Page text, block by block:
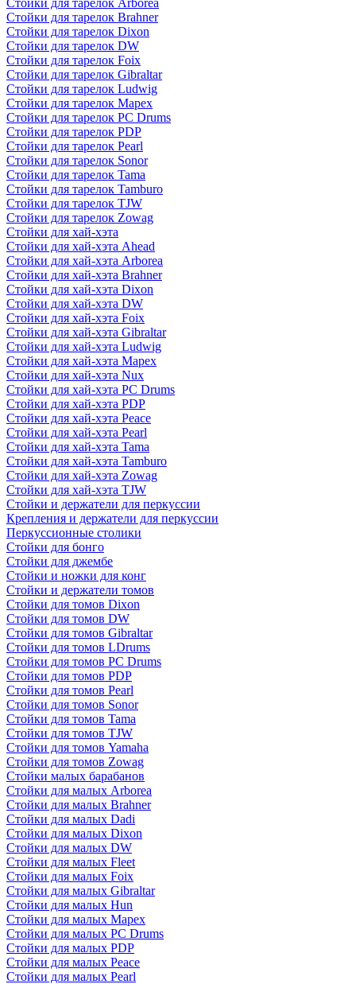
Стойки для тарелок Arborea
Стойки для тарелок Brahner
Стойки для тарелок Dixon
Стойки для тарелок DW
Стойки для тарелок Foix
Стойки для тарелок Gibraltar
Стойки для тарелок Ludwig
Стойки для тарелок Mapex
Стойки для тарелок PC Drums
Стойки для тарелок PDP
Стойки для тарелок Pearl
Стойки для тарелок Sonor
Стойки для тарелок Tama
Стойки для тарелок Tamburo
Стойки для тарелок TJW
Стойки для тарелок Zowag
Стойки для хай-хэта
Стойки для хай-хэта Ahead
Стойки для хай-хэта Arborea
Стойки для хай-хэта Brahner
Стойки для хай-хэта Dixon
Стойки для хай-хэта DW
Стойки для хай-хэта Foix
Стойки для хай-хэта Gibraltar
Стойки для хай-хэта Ludwig
Стойки для хай-хэта Mapex
Стойки для хай-хэта Nux
Стойки для хай-хэта PC Drums
Стойки для хай-хэта PDP
Стойки для хай-хэта Peace
Стойки для хай-хэта Pearl
Стойки для хай-хэта Tama
Стойки для хай-хэта Tamburo
Стойки для хай-хэта Zowag
Стойки для хай-хэта TJW
Стойки и держатели для перкуссии
Крепления и держатели для перкуссии
Перкуссионные столики
Стойки для бонго
Стойки для джембе
Стойки и ножки для конг
Стойки и держатели томов
Стойки для томов Dixon
Стойки для томов DW
Стойки для томов Gibraltar
Стойки для томов LDrums
Стойки для томов PC Drums
Стойки для томов PDP
Стойки для томов Pearl
Стойки для томов Sonor
Стойки для томов Tama
Стойки для томов TJW
Стойки для томов Yamaha
Стойки для томов Zowag
Стойки малых барабанов
Стойки для малых Arborea
Стойки для малых Brahner
Стойки для малых Dadi
Стойки для малых Dixon
Стойки для малых DW
Стойки для малых Fleet
Стойки для малых Foix
Стойки для малых Gibraltar
Стойки для малых Hun
Стойки для малых Mapex
Стойки для малых PC Drums
Стойки для малых PDP
Стойки для малых Peace
Стойки для малых Pearl